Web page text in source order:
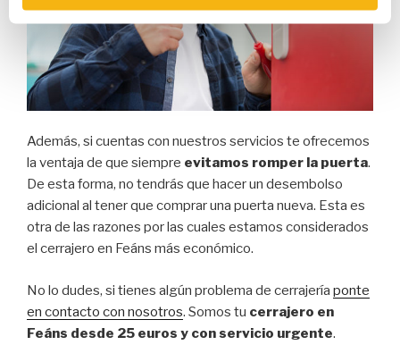
Además, si cuentas con nuestros servicios te ofrecemos
la ventaja de que siempre evitamos romper la puerta.
De esta forma, no tendrás que hacer un desembolso
adicional al tener que comprar una puerta nueva. Esta es
otra de las razones por las cuales estamos considerados
el cerrajero en Feáns más económico.
No lo dudes, si tienes algún problema de cerrajería ponte
en contacto con nosotros. Somos tu cerrajero en
Feáns desde 25 euros y con servicio urgente.